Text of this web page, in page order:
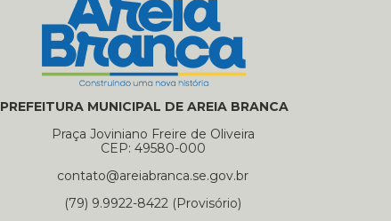
PREFEITURA MUNICIPAL DE AREIA BRANCA
Praça Joviniano Freire de Oliveira
CEP: 49580-000
contato@areiabranca.se.gov.br
(79) 9.9922-8422 (Provisório)